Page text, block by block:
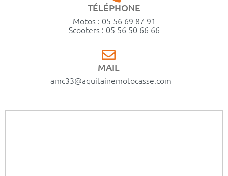
TÉLÉPHONE
Motos : 05 56 69 87 91
Scooters : 05 56 50 66 66
MAIL
amc33@aquitainemotocasse.com